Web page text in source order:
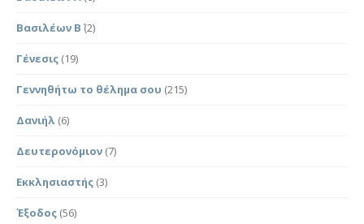
Βασιλέων Β΄ (2)
Γένεσις (19)
Γεννηθήτω το θέλημα σου (215)
Δανιήλ (6)
Δευτερονόμιον (7)
Εκκλησιαστής (3)
Έξοδος (56)